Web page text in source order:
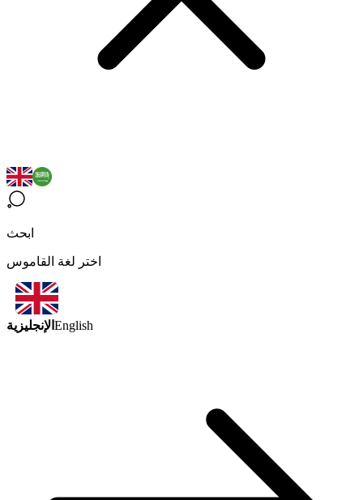
ابحث
اختر لغة القاموس
الإنجليزية English